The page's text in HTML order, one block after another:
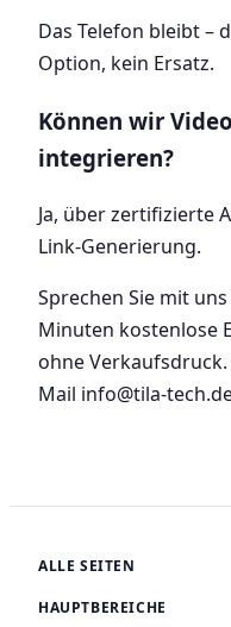
Das Telefon bleibt –
Option, kein Ersatz.
Können wir
integrieren?
Ja, über zertifizierte
Link-Generierung.
Sprechen Sie mit
Minuten kostenlose
ohne Verkaufsdruck.
Mail info@tila-
ALLE SEITEN
HAUPTBEREICHE